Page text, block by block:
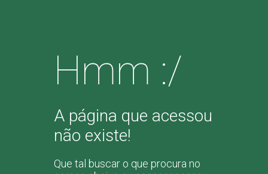
Hmm :/
A página que acessou
não existe!
Que tal buscar o que procura no